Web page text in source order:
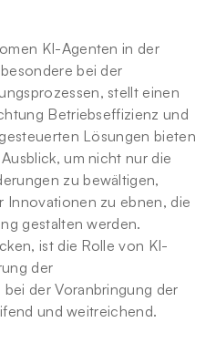
KI-Agenten in der
bei der
stellt einen
Betriebseffizienz und
Lösungen bieten
um nicht nur die
zu bewältigen,
Innovationen zu ebnen, die
gestalten werden.
ist die Rolle von KI-
der
der Voranbringung der
und weitreichend.